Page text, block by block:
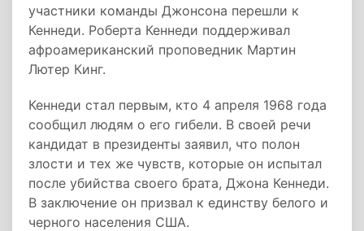
участники команды Джонсона перешли к
Кеннеди. Роберта Кеннеди поддерживал
афроамериканский проповедник Мартин
Лютер Кинг.
Кеннеди стал первым, кто 4 апреля 1968 года
сообщил людям о его гибели. В своей речи
кандидат в президенты заявил, что полон
злости и тех же чувств, которые он испытал
после убийства своего брата, Джона Кеннеди.
В заключение он призвал к единству белого и
черного населения США.